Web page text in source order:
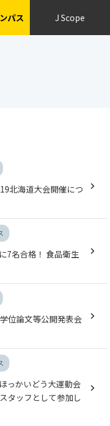
パス J Scope
北海道大会開催につ
7名合格！ 食品衛生
位論文等公開発表会
っかいどう大運動会
タッフとして参加し